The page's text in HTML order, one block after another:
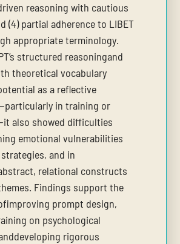
reasoning with cautious
(4) partial adherence to LIBET
appropriate terminology.
structured reasoningand
theoretical vocabulary
as a reflective
in training or
also showed difficulties
emotional vulnerabilities
and in
relational constructs
Findings support the
prompt design,
on psychological
rigorous